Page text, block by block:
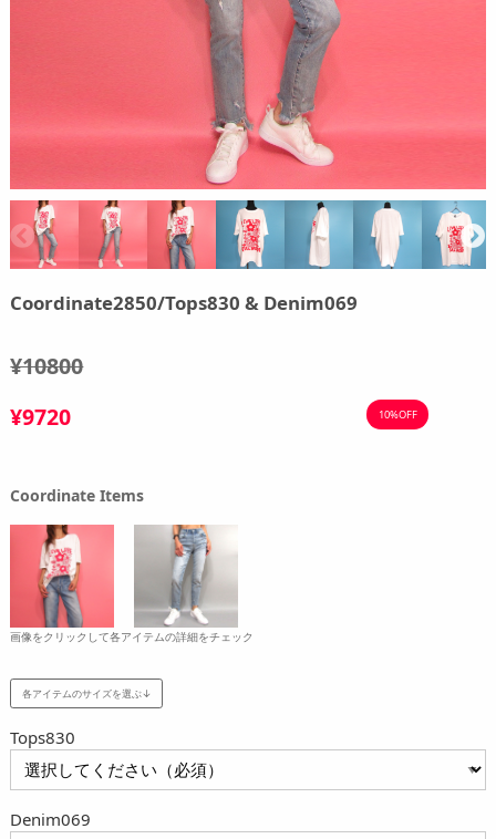
Coordinate2850/Tops830 & Denim069
¥10800
¥9720
10%OFF
Coordinate Items
画像をクリックして各アイテムの詳細をチェック
各アイテムのサイズを選ぶ↓
Tops830
Denim069